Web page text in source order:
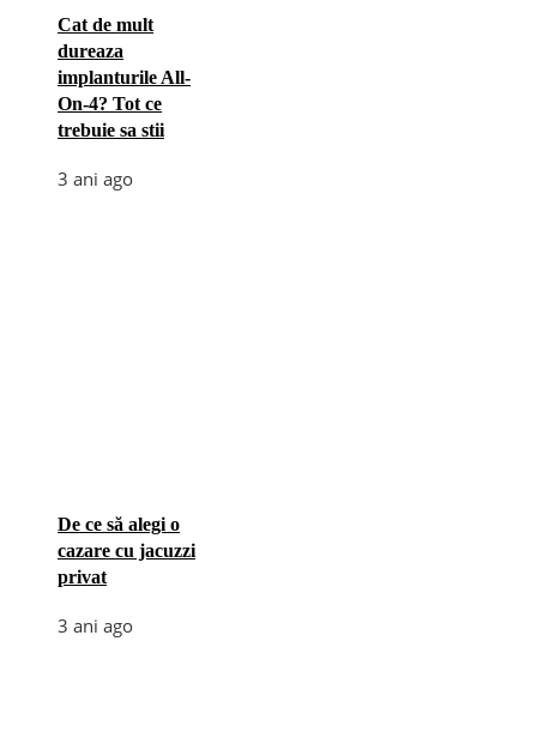
Cat de mult
dureaza
implanturile All-
On-4? Tot ce
trebuie sa stii
3 ani ago
De ce să alegi o
cazare cu jacuzzi
privat
3 ani ago